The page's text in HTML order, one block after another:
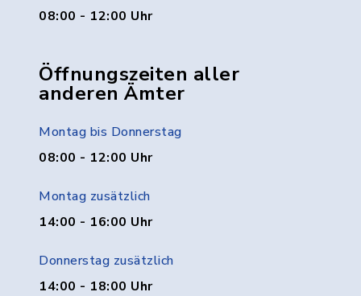
08:00 - 12:00 Uhr
Öffnungszeiten aller
anderen Ämter
Montag bis Donnerstag
08:00 - 12:00 Uhr
Montag zusätzlich
14:00 - 16:00 Uhr
Donnerstag zusätzlich
14:00 - 18:00 Uhr